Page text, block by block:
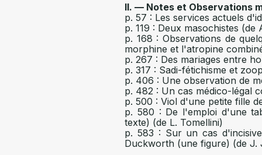
II. — Notes et Observations
p. 57 : Les services actuels
p. 119 : Deux masochistes (de
p. 168 : Observations de
morphine et l'atropine
p. 267 : Des mariages entre
p. 317 : Sadi-fétichisme et
p. 406 : Une observation de
p. 482 : Un cas médico-légal
p. 500 : Viol d'une petite fille
p. 580 : De l'emploi d'une
texte) (de L. Tomellini)
p. 583 : Sur un cas
Duckworth (une figure) (de J.